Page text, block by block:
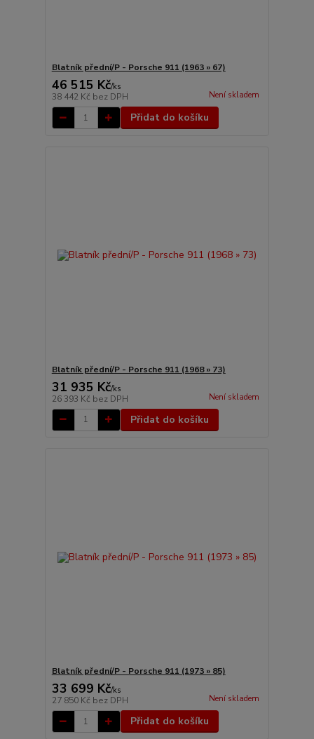
Blatník přední/P - Porsche 911 (1963 » 67)
46 515 Kč/ks
38 442 Kč bez DPH Není skladem
Přidat do košíku
Blatník přední/P - Porsche 911 (1968 » 73)
31 935 Kč/ks
26 393 Kč bez DPH Není skladem
Přidat do košíku
Blatník přední/P - Porsche 911 (1973 » 85)
33 699 Kč/ks
27 850 Kč bez DPH Není skladem
Přidat do košíku